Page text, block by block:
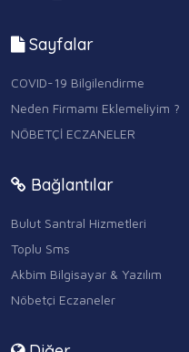
Sayfalar
COVID-19 Bilgilendirme
Neden Firmamı Eklemeliyim ?
NÖBETÇİ ECZANELER
Bağlantılar
Bulut Santral Hizmetleri
Toplu Sms
Akbim Bilgisayar & Yazılım
Nöbetçi Eczaneler